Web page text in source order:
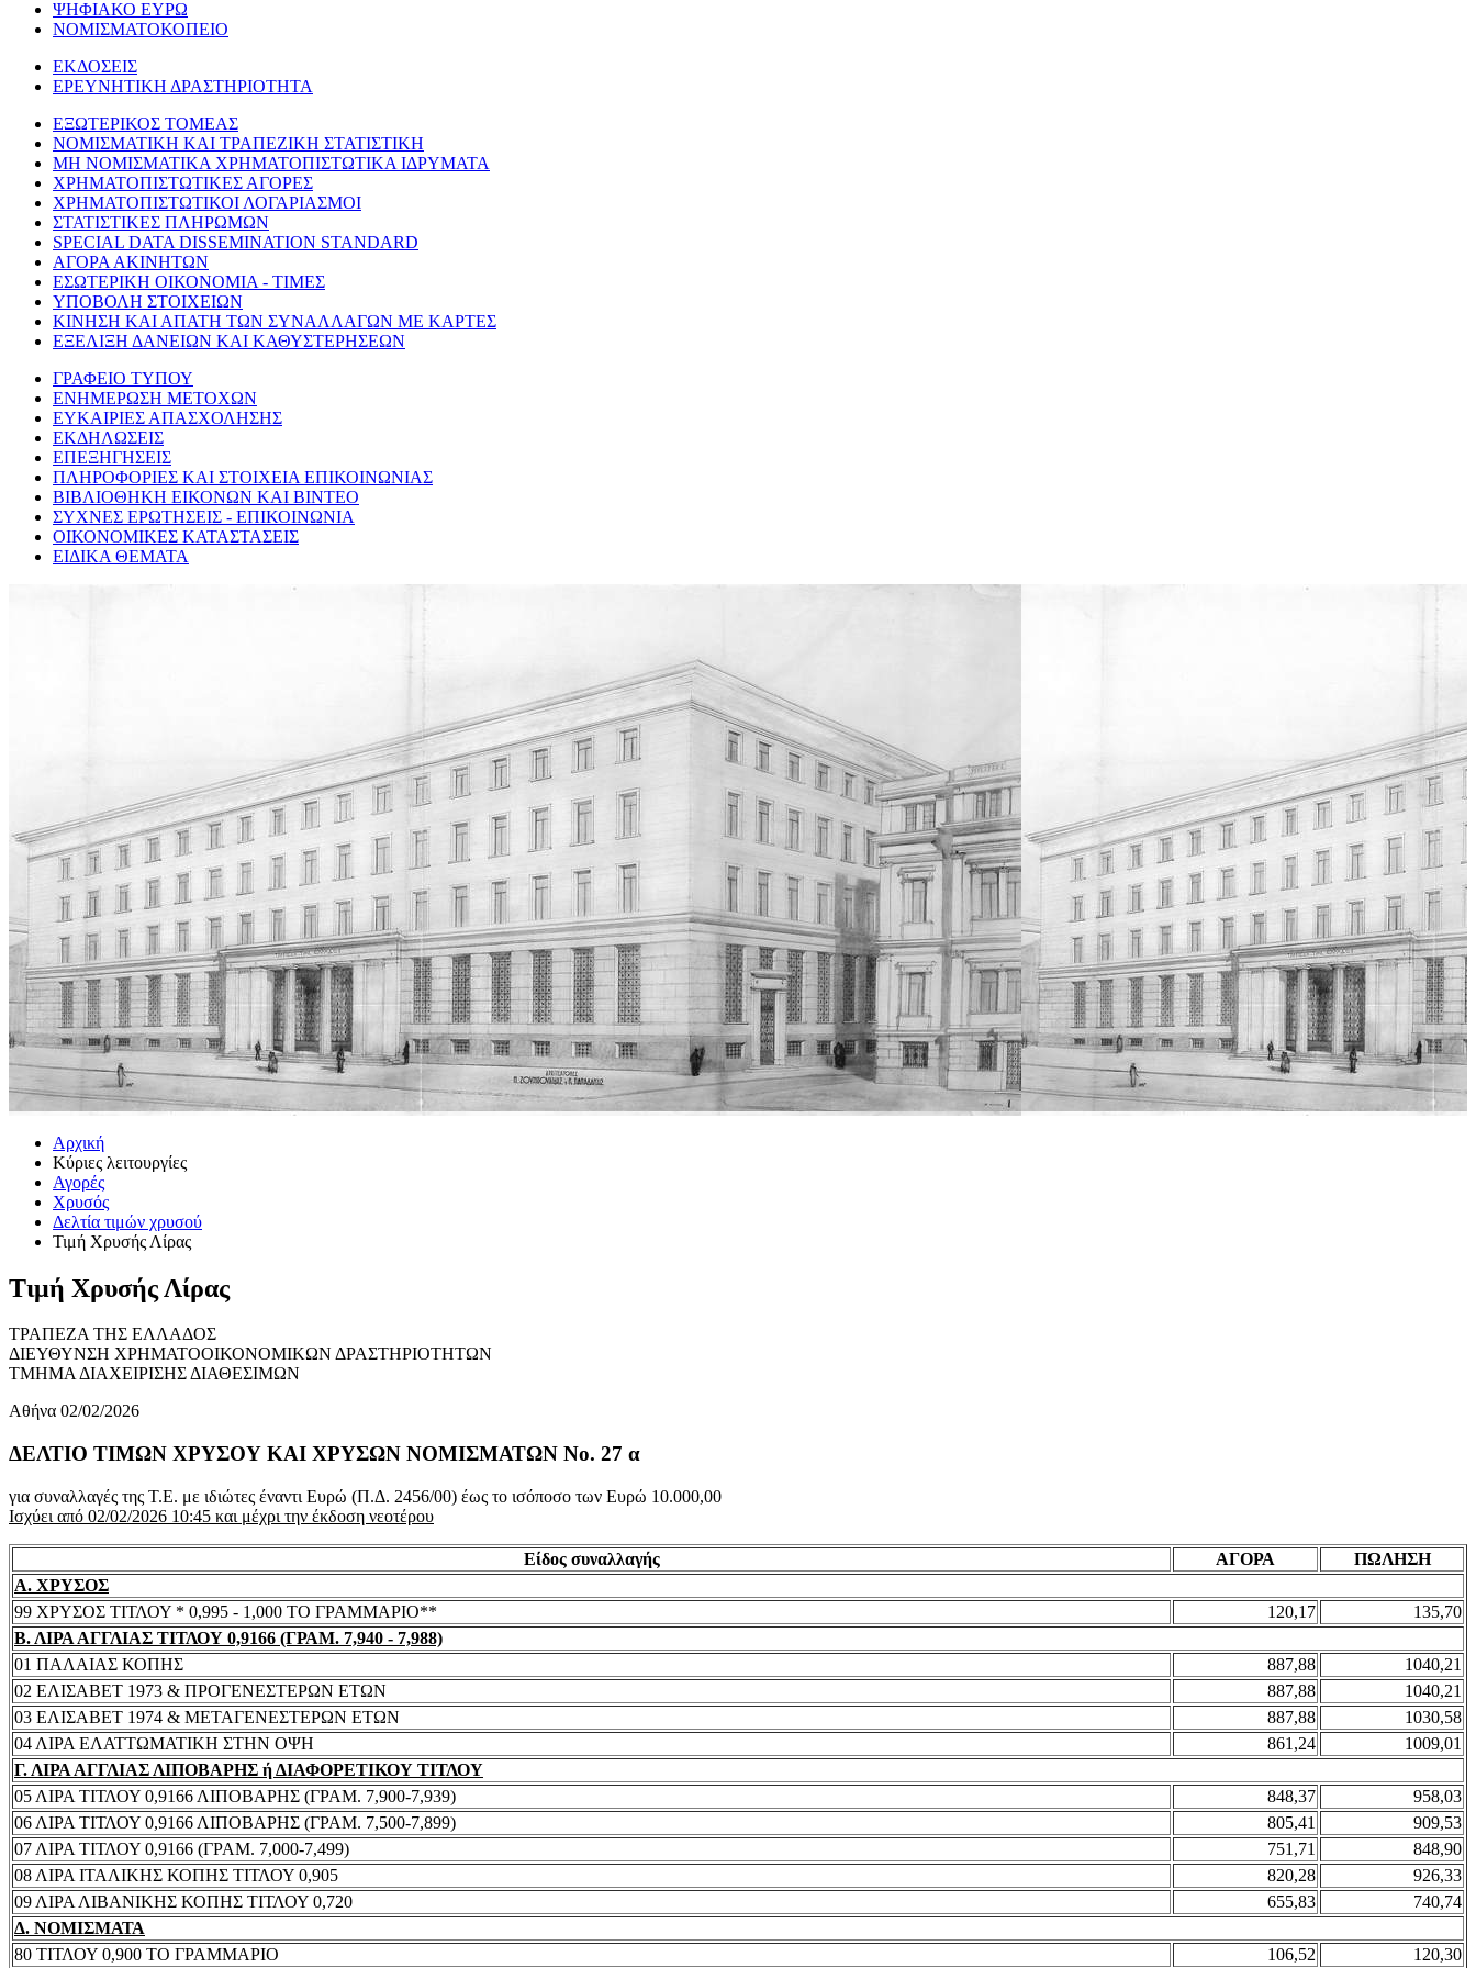
ΨΗΦΙΑΚΟ ΕΥΡΩ
ΝΟΜΙΣΜΑΤΟΚΟΠΕΙΟ
ΕΚΔΟΣΕΙΣ
ΕΡΕΥΝΗΤΙΚΗ ΔΡΑΣΤΗΡΙΟΤΗΤΑ
ΕΞΩΤΕΡΙΚΟΣ ΤΟΜΕΑΣ
ΝΟΜΙΣΜΑΤΙΚΗ ΚΑΙ ΤΡΑΠΕΖΙΚΗ ΣΤΑΤΙΣΤΙΚΗ
ΜΗ ΝΟΜΙΣΜΑΤΙΚΑ ΧΡΗΜΑΤΟΠΙΣΤΩΤΙΚΑ ΙΔΡΥΜΑΤΑ
ΧΡΗΜΑΤΟΠΙΣΤΩΤΙΚΕΣ ΑΓΟΡΕΣ
ΧΡΗΜΑΤΟΠΙΣΤΩΤΙΚΟΙ ΛΟΓΑΡΙΑΣΜΟΙ
ΣΤΑΤΙΣΤΙΚΕΣ ΠΛΗΡΩΜΩΝ
SPECIAL DATA DISSEMINATION STANDARD
ΑΓΟΡΑ ΑΚΙΝΗΤΩΝ
ΕΣΩΤΕΡΙΚΗ ΟΙΚΟΝΟΜΙΑ - ΤΙΜΕΣ
ΥΠΟΒΟΛΗ ΣΤΟΙΧΕΙΩΝ
ΚΙΝΗΣΗ ΚΑΙ ΑΠΑΤΗ ΤΩΝ ΣΥΝΑΛΛΑΓΩΝ ΜΕ ΚΑΡΤΕΣ
ΕΞΕΛΙΞΗ ΔΑΝΕΙΩΝ ΚΑΙ ΚΑΘΥΣΤΕΡΗΣΕΩΝ
ΓΡΑΦΕΙΟ ΤΥΠΟΥ
ΕΝΗΜΕΡΩΣΗ ΜΕΤΟΧΩΝ
ΕΥΚΑΙΡΙΕΣ ΑΠΑΣΧΟΛΗΣΗΣ
ΕΚΔΗΛΩΣΕΙΣ
ΕΠΕΞΗΓΗΣΕΙΣ
ΠΛΗΡΟΦΟΡΙΕΣ ΚΑΙ ΣΤΟΙΧΕΙΑ ΕΠΙΚΟΙΝΩΝΙΑΣ
ΒΙΒΛΙΟΘΗΚΗ ΕΙΚΟΝΩΝ ΚΑΙ ΒΙΝΤΕΟ
ΣΥΧΝΕΣ ΕΡΩΤΗΣΕΙΣ - ΕΠΙΚΟΙΝΩΝΙΑ
ΟΙΚΟΝΟΜΙΚΕΣ ΚΑΤΑΣΤΑΣΕΙΣ
ΕΙΔΙΚΑ ΘΕΜΑΤΑ
Αρχική
Κύριες λειτουργίες
Αγορές
Χρυσός
Δελτία τιμών χρυσού
Τιμή Χρυσής Λίρας
Τιμή Χρυσής Λίρας
ΤΡΑΠΕΖΑ ΤΗΣ ΕΛΛΑΔΟΣ
ΔΙΕΥΘΥΝΣΗ ΧΡΗΜΑΤΟΟΙΚΟΝΟΜΙΚΩΝ ΔΡΑΣΤΗΡΙΟΤΗΤΩΝ
ΤΜΗΜΑ ΔΙΑΧΕΙΡΙΣΗΣ ΔΙΑΘΕΣΙΜΩΝ
Αθήνα 02/02/2026
ΔΕΛΤΙΟ ΤΙΜΩΝ ΧΡΥΣΟΥ ΚΑΙ ΧΡΥΣΩΝ ΝΟΜΙΣΜΑΤΩΝ No. 27 α
για συναλλαγές της Τ.Ε. με ιδιώτες έναντι Ευρώ (Π.Δ. 2456/00) έως το ισόποσο των Ευρώ 10.000,00
Ισχύει από 02/02/2026 10:45 και μέχρι την έκδοση νεοτέρου
Είδος συναλλαγής ΑΓΟΡΑ
ΠΩΛΗΣΗ
Α. ΧΡΥΣΟΣ
99 ΧΡΥΣΟΣ ΤΙΤΛΟΥ * 0,995 - 1,000 ΤΟ ΓΡΑΜΜΑΡΙΟ**
120,17
135,70
Β. ΛΙΡΑ ΑΓΓΛΙΑΣ ΤΙΤΛΟΥ 0,9166 (ΓΡΑΜ. 7,940 - 7,988)
01 ΠΑΛΑΙΑΣ ΚΟΠΗΣ
887,88
1040,21
02 ΕΛΙΣΑΒΕΤ 1973 & ΠΡΟΓΕΝΕΣΤΕΡΩΝ ΕΤΩΝ
887,88
1040,21
03 ΕΛΙΣΑΒΕΤ 1974 & ΜΕΤΑΓΕΝΕΣΤΕΡΩΝ ΕΤΩΝ
887,88
1030,58
04 ΛΙΡΑ ΕΛΑΤΤΩΜΑΤΙΚΗ ΣΤΗΝ ΟΨΗ
861,24
1009,01
Γ. ΛΙΡΑ ΑΓΓΛΙΑΣ ΛΙΠΟΒΑΡΗΣ ή ΔΙΑΦΟΡΕΤΙΚΟΥ ΤΙΤΛΟΥ
05 ΛΙΡΑ ΤΙΤΛΟΥ 0,9166 ΛΙΠΟΒΑΡΗΣ (ΓΡΑΜ. 7,900-7,939)
848,37
958,03
06 ΛΙΡΑ ΤΙΤΛΟΥ 0,9166 ΛΙΠΟΒΑΡΗΣ (ΓΡΑΜ. 7,500-7,899)
805,41
909,53
07 ΛΙΡΑ ΤΙΤΛΟΥ 0,9166 (ΓΡΑΜ. 7,000-7,499)
751,71
848,90
08 ΛΙΡΑ ΙΤΑΛΙΚΗΣ ΚΟΠΗΣ ΤΙΤΛΟΥ 0,905
820,28
926,33
09 ΛΙΡΑ ΛΙΒΑΝΙΚΗΣ ΚΟΠΗΣ ΤΙΤΛΟΥ 0,720
655,83
740,74
Δ. ΝΟΜΙΣΜΑΤΑ
80 ΤΙΤΛΟΥ 0,900 ΤΟ ΓΡΑΜΜΑΡΙΟ
106,52 120,30